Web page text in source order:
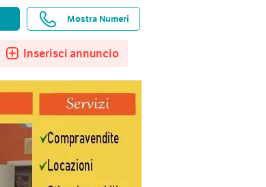
Ricerche salvate Preferiti
Inserisci annuncio
Mostra Numeri